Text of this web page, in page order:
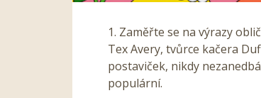
1. Zaměřte se na výrazy
Tex Avery, tvůrce kačera
postaviček, nikdy
populární.